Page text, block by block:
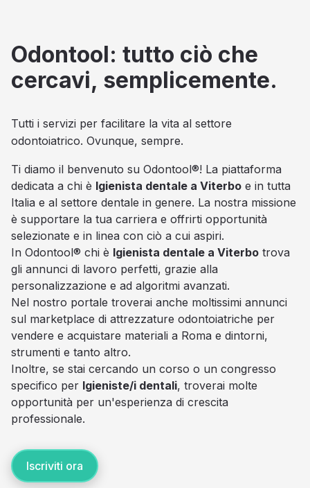
Odontool: tutto ciò che
cercavi, semplicemente.
Tutti i servizi per facilitare la vita al settore
odontoiatrico. Ovunque, sempre.
Ti diamo il benvenuto su Odontool®! La piattaforma
dedicata a chi è Igienista dentale a Viterbo e in tutta
Italia e al settore dentale in genere. La nostra missione
è supportare la tua carriera e offrirti opportunità
selezionate e in linea con ciò a cui aspiri.
In Odontool® chi è Igienista dentale a Viterbo trova
gli annunci di lavoro perfetti, grazie alla
personalizzazione e ad algoritmi avanzati.
Nel nostro portale troverai anche moltissimi annunci
sul marketplace di attrezzature odontoiatriche per
vendere e acquistare materiali a Roma e dintorni,
strumenti e tanto altro.
Inoltre, se stai cercando un corso o un congresso
specifico per Igieniste/i dentali, troverai molte
opportunità per un'esperienza di crescita
professionale.
Iscriviti ora